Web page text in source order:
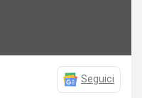
Seguici